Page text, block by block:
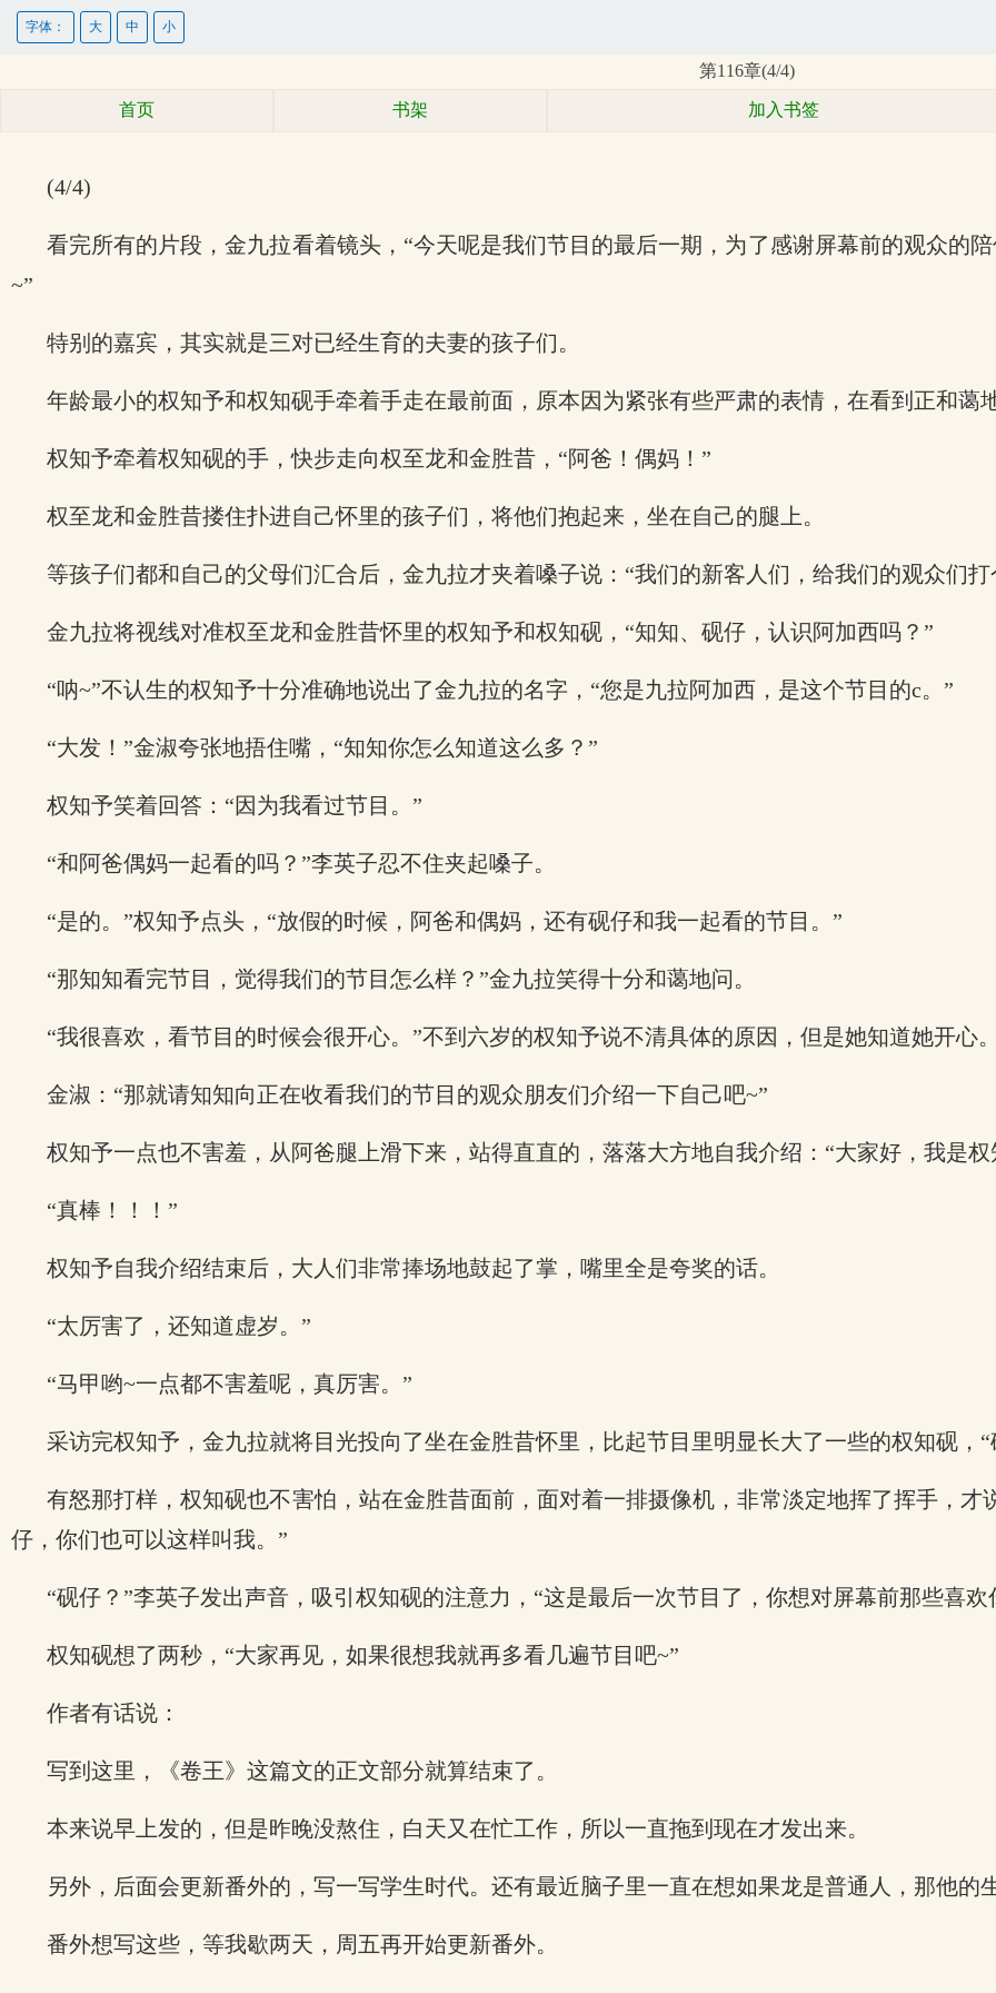
字体： 大 中 小
第116章(4/4)
首页 书架 加入书签
(4/4)
看完所有的片段，金九拉看着镜头，“今天呢是我们节目的最后一期，为了感谢屏幕前的观众的
~”
特别的嘉宾，其实就是三对已经生育的夫妻的孩子们。
年龄最小的权知予和权知砚手牵着手走在最前面，原本因为紧张有些严肃的表情，在看到正和蔼
权知予牵着权知砚的手，快步走向权至龙和金胜昔，“阿爸！偶妈！”
权至龙和金胜昔搂住扑进自己怀里的孩子们，将他们抱起来，坐在自己的腿上。
等孩子们都和自己的父母们汇合后，金九拉才夹着嗓子说：“我们的新客人们，给我们的观众们打
金九拉将视线对准权至龙和金胜昔怀里的权知予和权知砚，“知知、砚仔，认识阿加西吗？”
“呐~”不认生的权知予十分准确地说出了金九拉的名字，“您是九拉阿加西，是这个节目的c。”
“大发！”金淑夸张地捂住嘴，“知知你怎么知道这么多？”
权知予笑着回答：“因为我看过节目。”
“和阿爸偶妈一起看的吗？”李英子忍不住夹起嗓子。
“是的。”权知予点头，“放假的时候，阿爸和偶妈，还有砚仔和我一起看的节目。”
“那知知看完节目，觉得我们的节目怎么样？”金九拉笑得十分和蔼地问。
“我很喜欢，看节目的时候会很开心。”不到六岁的权知予说不清具体的原因，但是她知道她开心。
金淑：“那就请知知向正在收看我们的节目的观众朋友们介绍一下自己吧~”
权知予一点也不害羞，从阿爸腿上滑下来，站得直直的，落落大方地自我介绍：“大家好，我是
“真棒！！！”
权知予自我介绍结束后，大人们非常捧场地鼓起了掌，嘴里全是夸奖的话。
“太厉害了，还知道虚岁。”
“马甲哟~一点都不害羞呢，真厉害。”
采访完权知予，金九拉就将目光投向了坐在金胜昔怀里，比起节目里明显长大了一些的权知砚，
有怒那打样，权知砚也不害怕，站在金胜昔面前，面对着一排摄像机，非常淡定地挥了挥手，
仔，你们也可以这样叫我。”
“砚仔？”李英子发出声音，吸引权知砚的注意力，“这是最后一次节目了，你想对屏幕前那些喜
权知砚想了两秒，“大家再见，如果很想我就再多看几遍节目吧~”
作者有话说：
写到这里，《卷王》这篇文的正文部分就算结束了。
本来说早上发的，但是昨晚没熬住，白天又在忙工作，所以一直拖到现在才发出来。
另外，后面会更新番外的，写一写学生时代。还有最近脑子里一直在想如果龙是普通人，那他的
番外想写这些，等我歇两天，周五再开始更新番外。